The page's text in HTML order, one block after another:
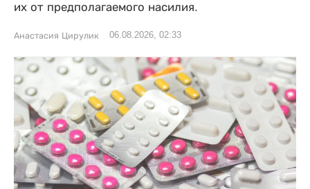
их от предполагаемого насилия.
Анастасия Цирулик 06.08.2026, 02:33